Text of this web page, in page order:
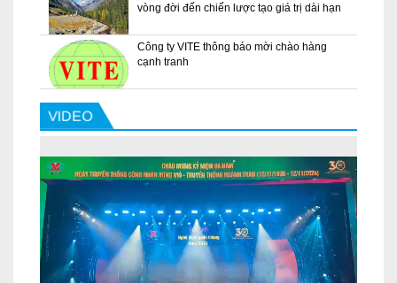
vòng đời đến chiến lược tạo giá trị dài hạn
Công ty VITE thông báo mời chào hàng
cạnh tranh
VIDEO